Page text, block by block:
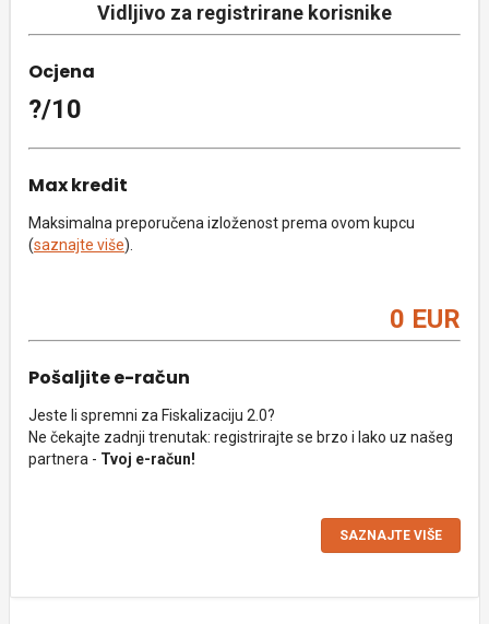
Vidljivo za registrirane korisnike
Ocjena
?/10
Max kredit
Maksimalna preporučena izloženost prema ovom kupcu
(saznajte više).
0 EUR
Pošaljite e-račun
Jeste li spremni za Fiskalizaciju 2.0?
Ne čekajte zadnji trenutak: registrirajte se brzo i lako uz našeg
partnera - Tvoj e-račun!
SAZNAJTE VIŠE